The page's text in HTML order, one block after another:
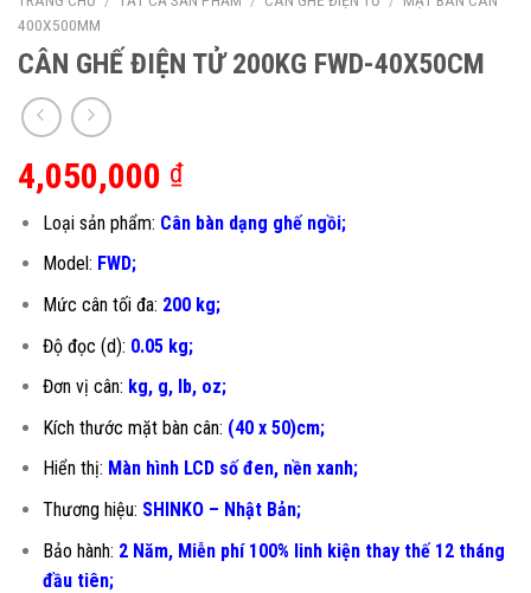
400X500MM
CÂN GHẾ ĐIỆN TỬ 200KG FWD-40X50CM
4,050,000 ₫
Loại sản phẩm: Cân bàn dạng ghế ngồi;
Model: FWD;
Mức cân tối đa: 200 kg;
Độ đọc (d): 0.05 kg;
Đơn vị cân: kg, g, lb, oz;
Kích thước mặt bàn cân: (40 x 50)cm;
Hiển thị: Màn hình LCD số đen, nền xanh;
Thương hiệu: SHINKO – Nhật Bản;
Bảo hành: 2 Năm, Miễn phí 100% linh kiện thay thế 12 tháng
đầu tiên;